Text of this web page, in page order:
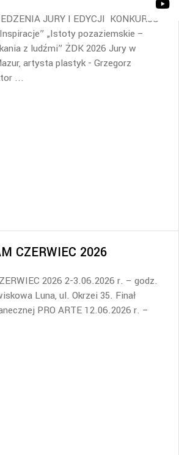
JURY I EDYCJI KONKURSU
„Istoty pozaziemskie –
z ludźmi” ŻDK 2026 Jury w
artysta plastyk - Grzegorz
CZERWIEC 2026
2026 2-3.06.2026 r. – godz.
Luna, ul. Okrzei 35. Finał
PRO ARTE 12.06.2026 r. –